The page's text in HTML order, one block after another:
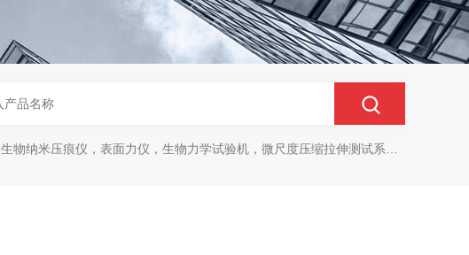
生物纳米压痕仪，表面力仪，生物力学试验机，微尺度压缩拉伸测试系统，生物材料双轴力学测试系统，细胞拉伸仪，原子力探针，细胞流体剪切，细胞压缩，牵引力玻片